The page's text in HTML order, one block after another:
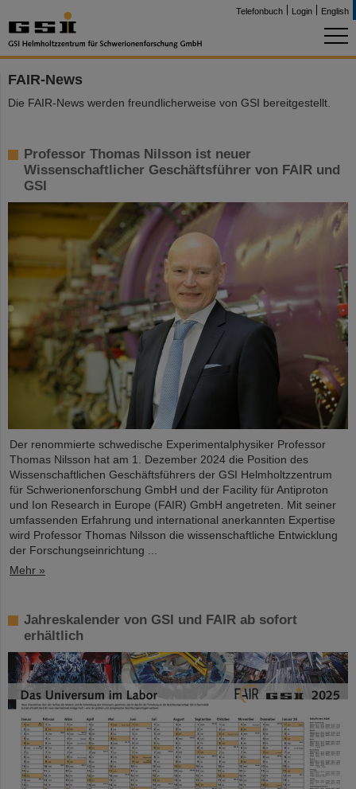
Telefonbuch Login English
FAIR-News
Die FAIR-News werden freundlicherweise von GSI bereitgestellt.
Professor Thomas Nilsson ist neuer
Wissenschaftlicher Geschäftsführer von FAIR und
GSI
Der renommierte schwedische Experimentalphysiker Professor
Thomas Nilsson hat am 1. Dezember 2024 die Position des
Wissenschaftlichen Geschäftsführers der GSI Helmholtzzentrum
für Schwerionenforschung GmbH und der Facility für Antiproton
und Ion Research in Europe (FAIR) GmbH angetreten. Mit seiner
umfassenden Erfahrung und international anerkannten Expertise
wird Professor Thomas Nilsson die wissenschaftliche Entwicklung
der Forschungseinrichtung ...
Mehr »
Jahreskalender von GSI und FAIR ab sofort
erhältlich